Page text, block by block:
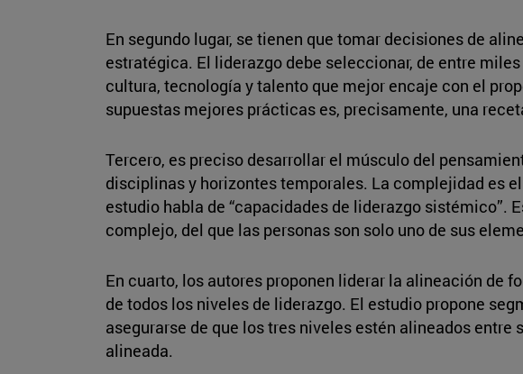
En segundo lugar, se tienen que tomar decisiones de
estratégica. El liderazgo debe seleccionar, de entre
cultura, tecnología y talento que mejor encaje con el
supuestas mejores prácticas es, precisamente, una
Tercero, es preciso desarrollar el músculo del
disciplinas y horizontes temporales. La complejidad es
estudio habla de “capacidades de liderazgo sistémico”.
complejo, del que las personas son solo uno de sus
En cuarto, los autores proponen liderar la alineación de
de todos los niveles de liderazgo. El estudio propone
asegurarse de que los tres niveles estén alineados
alineada.